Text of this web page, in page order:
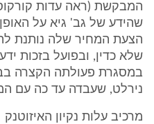
שהידע של גב' גיא על
הצעת המחיר שלה נותנת
שלא כדין, ובפועל בזכות
במסגרת פעולתה הקצרה
נירלט, שעבדה עד כה עם
מרכיב עלות נקיון האיזוטנק